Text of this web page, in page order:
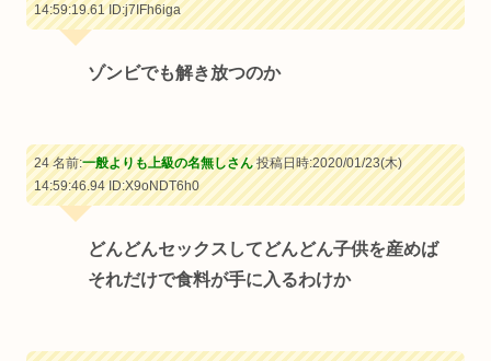
14:59:19.61ID:j7IFh6iga
ゾンビでも解き放つのか
24 名前:一般よりも上級の名無しさん投稿日時:2020/01/23(木)
14:59:46.94ID:X9oNDT6h0
どんどんセックスしてどんどん子供を産めば
それだけで食料が手に入るわけか